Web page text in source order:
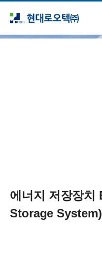
에너지 저장장치
Storage System)